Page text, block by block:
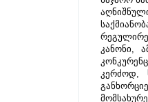
კანონი,
კერძოდ,